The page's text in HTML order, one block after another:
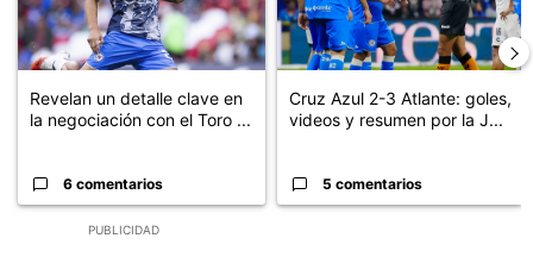
PUBLICIDAD
Revelan un detalle clave en
la negociación con el Toro ...
6 comentarios
Cruz Azul 2-3 Atlante: goles,
videos y resumen por la J...
5 comentarios